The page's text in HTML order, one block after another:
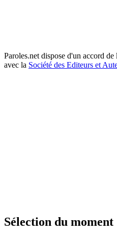
Paroles.net dispose d'un accord
avec la Société des Editeurs et
Sélection du moment